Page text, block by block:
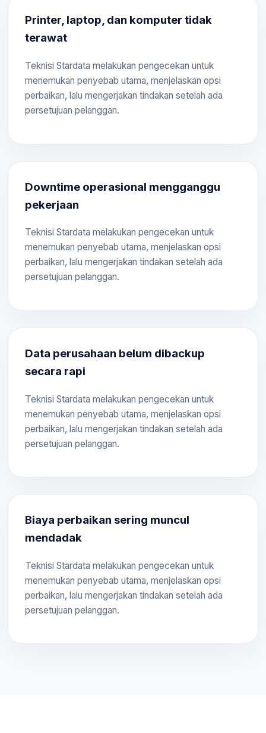
Printer, laptop, dan komputer tidak
terawat
Teknisi Stardata melakukan pengecekan untuk
menemukan penyebab utama, menjelaskan opsi
perbaikan, lalu mengerjakan tindakan setelah ada
persetujuan pelanggan.
Downtime operasional mengganggu
pekerjaan
Teknisi Stardata melakukan pengecekan untuk
menemukan penyebab utama, menjelaskan opsi
perbaikan, lalu mengerjakan tindakan setelah ada
persetujuan pelanggan.
Data perusahaan belum dibackup
secara rapi
Teknisi Stardata melakukan pengecekan untuk
menemukan penyebab utama, menjelaskan opsi
perbaikan, lalu mengerjakan tindakan setelah ada
persetujuan pelanggan.
Biaya perbaikan sering muncul
mendadak
Teknisi Stardata melakukan pengecekan untuk
menemukan penyebab utama, menjelaskan opsi
perbaikan, lalu mengerjakan tindakan setelah ada
persetujuan pelanggan.